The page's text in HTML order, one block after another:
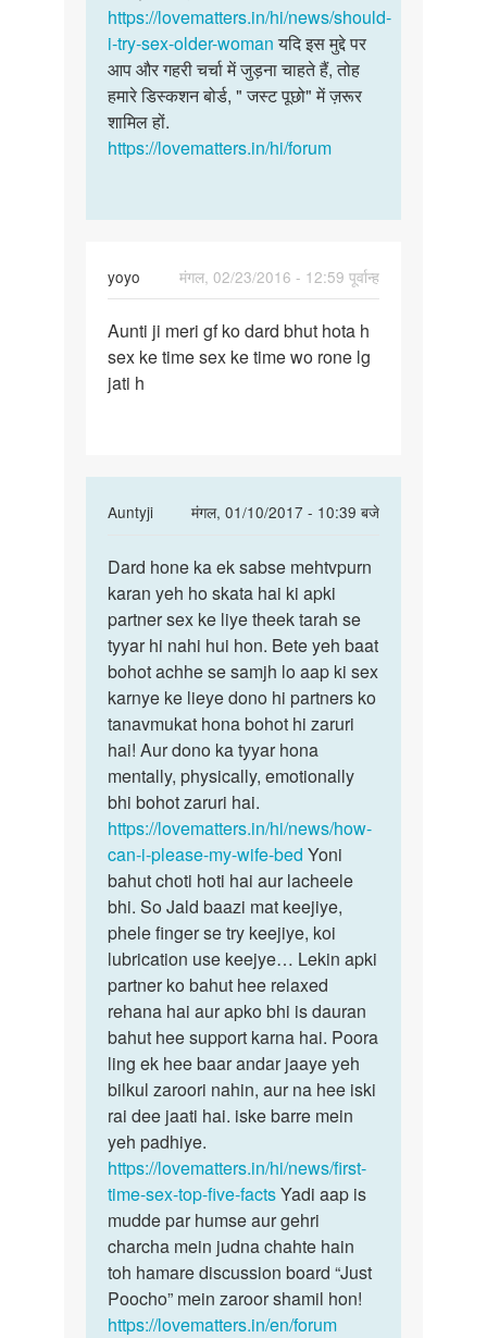
ऐसी
by
के
के
https://lovematters.in/hi/news/should-
i-try-sex-older-womanयदि इस मुद्दे पर
आप और गहरी चर्चा में जुड़ना चाहते हैं, तोह
हमारे डिस्कशन बोर्ड, " जस्ट पूछो" में ज़रूर
शामिल हों.
https://lovematters.in/hi/forum
yoyo
मंगल, 02/23/2016 - 12:59 पूर्वान्ह
Aunti
ji
meri
Aunti ji meri gf ko dard bhut hota h
sex ke time sex ke time wo rone lg
jati h
Auntyji
मंगल, 01/10/2017 - 10:39 बजे
In
to
Aunti
ji
meri
gf
ko
dard
bhut
by
yoyo
Dard
hone
ka
ek
sabse
Dard hone ka ek sabse mehtvpurn
karan yeh ho skata hai ki apki
partner sex ke liye theek tarah se
tyyar hi nahi hui hon. Bete yeh baat
bohot achhe se samjh lo aap ki sex
karnye ke lieye dono hi partners ko
tanavmukat hona bohot hi zaruri
hai! Aur dono ka tyyar hona
mentally, physically, emotionally
bhi bohot zaruri hai.
https://lovematters.in/hi/news/how-
can-i-please-my-wife-bed Yoni
bahut choti hoti hai aur lacheele
bhi. So Jald baazi mat keejiye,
phele finger se try keejiye, koi
lubrication use keejye… Lekin apki
partner ko bahut hee relaxed
rehana hai aur apko bhi is dauran
bahut hee support karna hai. Poora
ling ek hee baar andar jaaye yeh
bilkul zaroori nahin, aur na hee iski
rai dee jaati hai. iske barre mein
yeh padhiye.
https://lovematters.in/hi/news/first-
time-sex-top-five-factsYadi aap is
mudde par humse aur gehri
charcha mein judna chahte hain
toh hamare discussion board “Just
Poocho” mein zaroor shamil hon!
https://lovematters.in/en/forum